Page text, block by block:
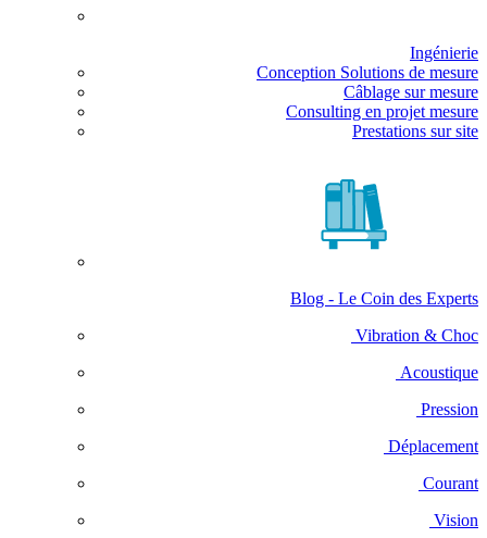
Ingénierie
Conception Solutions de mesure
Câblage sur mesure
Consulting en projet mesure
Prestations sur site
Blog - Le Coin des Experts
Vibration & Choc
Acoustique
Pression
Déplacement
Courant
Vision